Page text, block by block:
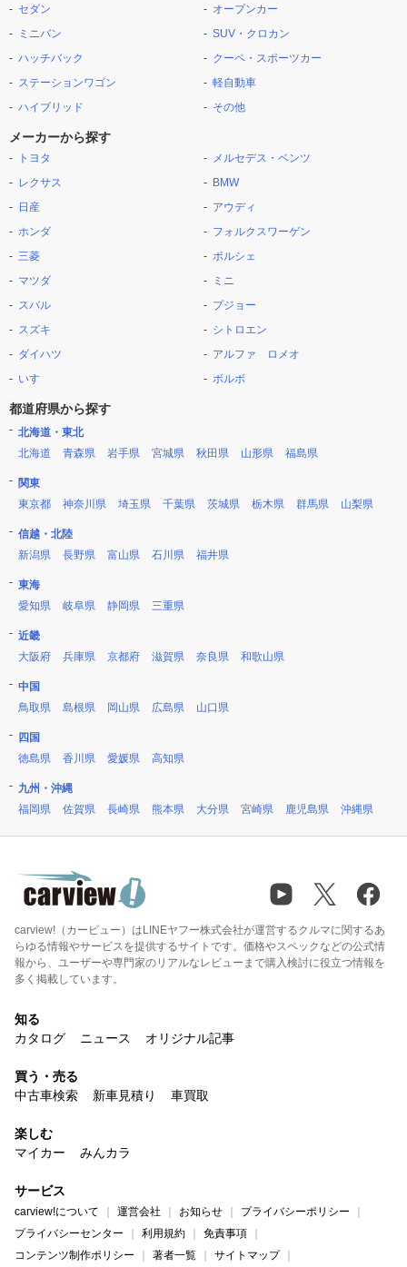
セダン
ミニバン
ハッチバック
ステーションワゴン
ハイブリッド
オープンカー
SUV・クロカン
クーペ・スポーツカー
軽自動車
その他
メーカーから探す
トヨタ
レクサス
日産
ホンダ
三菱
マツダ
スバル
スズキ
ダイハツ
いすゞ
メルセデス・ベンツ
BMW
アウディ
フォルクスワーゲン
ポルシェ
ミニ
プジョー
シトロエン
アルファ ロメオ
ボルボ
都道府県から探す
北海道・東北
北海道
青森県 岩手県 宮城県 秋田県 山形県 福島県
関東
東京都
神奈川県 埼玉県 千葉県 茨城県 栃木県 群馬県 山梨県
信越・北陸
新潟県
長野県 富山県 石川県 福井県
東海
愛知県
岐阜県 静岡県 三重県
近畿
大阪府
兵庫県 京都府 滋賀県 奈良県 和歌山県
中国
鳥取県
島根県 岡山県 広島県 山口県
四国
徳島県
香川県 愛媛県 高知県
九州・沖縄
福岡県
佐賀県 長崎県 熊本県 大分県 宮崎県 鹿児島県 沖縄県
carview!（カービュー）はLINEヤフー株式会社が運営するクルマに関するあ
らゆる情報やサービスを提供するサイトです。価格やスペックなどの公式情
報から、ユーザーや専門家のリアルなレビューまで購入検討に役立つ情報を
多く掲載しています。
知る
カタログ
ニュース オリジナル記事
買う・売る
中古車検索
新車見積り 車買取
楽しむ
マイカー
みんカラ
サービス
carview!について 運営会社 お知らせ
プライバシーポリシー
プライバシーセンター
利用規約
免責事項
コンテンツ制作ポリシー
著者一覧 サイトマップ